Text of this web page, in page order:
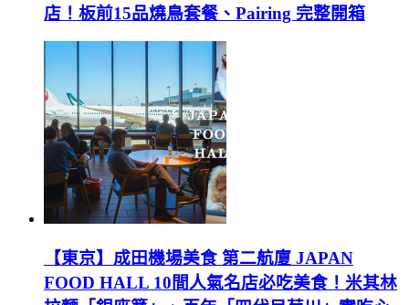
店！板前15品燒鳥套餐、Pairing 完整開箱
【東京】成田機場美食 第二航廈 JAPAN
FOOD HALL 10間人氣名店必吃美食！米其林